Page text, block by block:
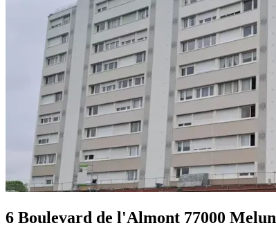
6 Boulevard de l'Almont 77000 Melun